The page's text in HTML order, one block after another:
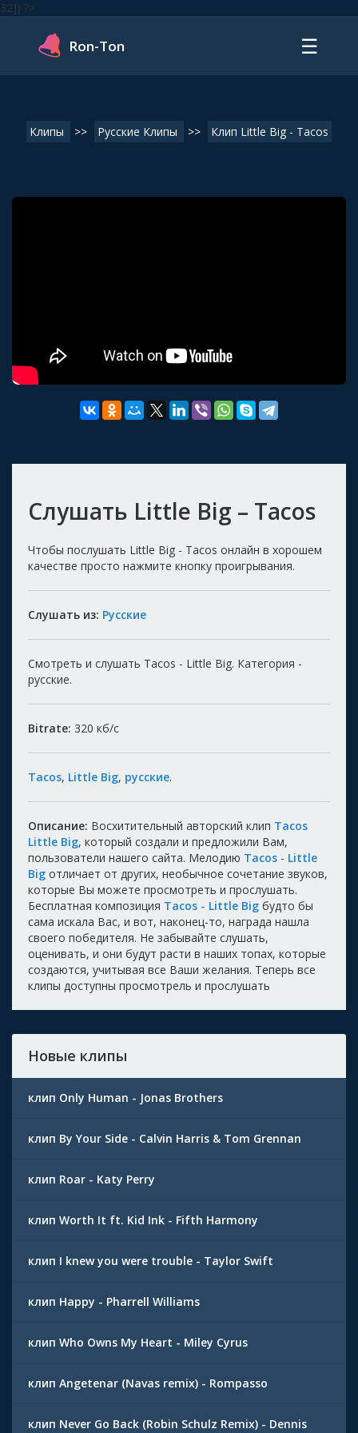
32]) ?>
Ron-Ton ☰
Клипы >> Русские Клипы >> Клип Little Big - Tacos
Слушать Little Big – Tacos
Чтобы послушать Little Big - Tacos онлайн в хорошем
качестве просто нажмите кнопку проигрывания.
Слушать из: Русские
Смотреть и слушать Tacos - Little Big. Категория -
русские.
Bitrate: 320 кб/с
Tacos, Little Big, русские.
Описание: Восхитительный авторский клип Tacos
Little Big, который создали и предложили Вам,
пользователи нашего сайта. Мелодию Tacos - Little
Big отличает от других, необычное сочетание звуков,
которые Вы можете просмотреть и прослушать.
Бесплатная композиция Tacos - Little Big будто бы
сама искала Вас, и вот, наконец-то, награда нашла
своего победителя. Не забывайте слушать,
оценивать, и они будут расти в наших топах, которые
создаются, учитывая все Ваши желания. Теперь все
клипы доступны просмотрель и прослушать
Новые клипы
клип Only Human - Jonas Brothers
клип By Your Side - Calvin Harris & Tom Grennan
клип Roar - Katy Perry
клип Worth It ft. Kid Ink - Fifth Harmony
клип I knew you were trouble - Taylor Swift
клип Happy - Pharrell Williams
клип Who Owns My Heart - Miley Cyrus
клип Angetenar (Navas remix) - Rompasso
клип Never Go Back (Robin Schulz Remix) - Dennis